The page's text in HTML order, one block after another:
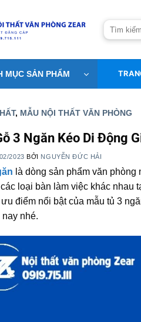
Tìm
kiếm:
MỤC SẢN PHẨM
, MẪU NỘI THẤT VĂN PHÒNG
3 Ngăn Kéo Di Động
2023 BỞI NGUYỄN ĐỨC HẢI
là dòng sản phẩm văn
loại bàn làm việc khác nhau
điểm nổi bật của mẫu tủ 3
nhé.